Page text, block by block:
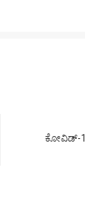
ಕೋವಿಡ್-